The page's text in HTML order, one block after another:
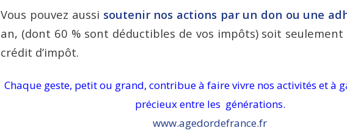
Vous pouvez aussi soutenir nos actions par un don ou une
an, (dont 60 % sont déductibles de vos impôts) soit
crédit d’impôt.
Chaque geste, petit ou grand, contribue à faire vivre nos activités et à
précieux entre les générations.
www.agedordefrance.fr